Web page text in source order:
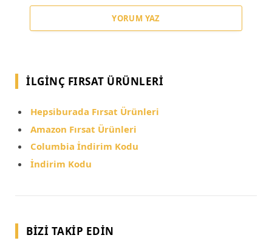
YORUM YAZ
İLGINÇ FIRSAT ÜRÜNLERI
Hepsiburada Fırsat Ürünleri
Amazon Fırsat Ürünleri
Columbia İndirim Kodu
İndirim Kodu
BIZI TAKIP EDIN